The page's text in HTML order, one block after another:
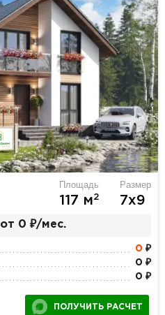
Площадь
117 м2
Размер
7х9
от 0 ₽/мес.
0 ₽
0 ₽
0 ₽
ПОЛУЧИТЬ РАСЧЕТ